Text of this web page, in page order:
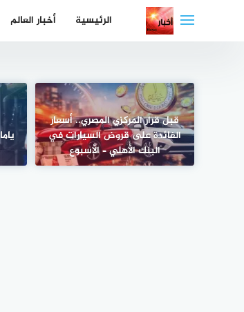
الرئيسية أخبار العالم
قبل قرار المركزي المصري.. أسعار
الفائدة على قروض السيارات في
البنك الأهلي – الأسبوع